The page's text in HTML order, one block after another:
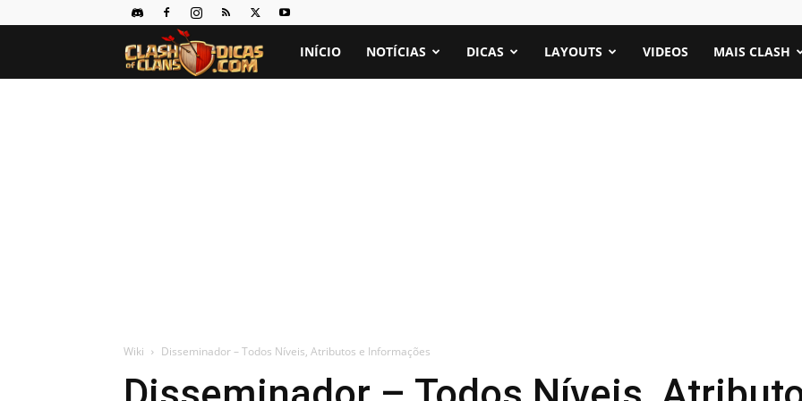
Clash
INÍCIO NOTÍCIAS DICAS LAYOUTS VIDEOS MAIS CLASH
Wiki Disseminador – Todos Níveis, Atributos e Informações